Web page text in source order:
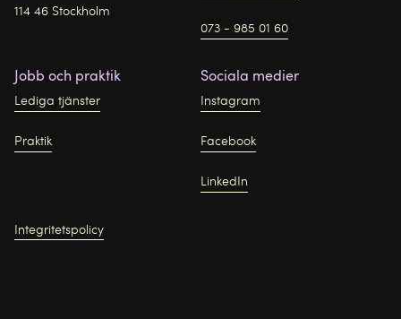
114 46 Stockholm
073 - 985 01 60
Jobb och praktik
Lediga tjänster
Praktik
Sociala medier
Instagram
Facebook
LinkedIn
Integritetspolicy